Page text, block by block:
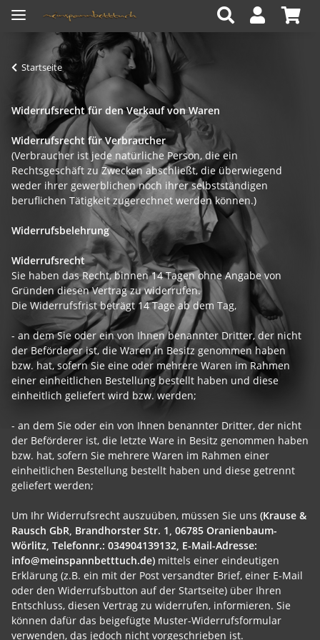
Startseite
Widerrufsrecht für den Verkauf von Waren
Widerrufsrecht für Verbraucher
(Verbraucher ist jede natürliche Person, die ein
Rechtsgeschäft zu Zwecken abschließt, die überwiegend
weder ihrer gewerblichen noch ihrer selbstständigen
beruflichen Tätigkeit zugerechnet werden können.)
Widerrufsbelehrung
Widerrufsrecht
Sie haben das Recht, binnen 14 Tagen ohne Angabe von
Gründen diesen Vertrag zu widerrufen.
Die Widerrufsfrist beträgt 14 Tage ab dem Tag,
- an dem Sie oder ein von Ihnen benannter Dritter, der nicht
der Beförderer ist, die Waren in Besitz genommen haben
bzw. hat, sofern Sie eine oder mehrere Waren im Rahmen
einer einheitlichen Bestellung bestellt haben und diese
einheitlich geliefert wird bzw. werden;
- an dem Sie oder ein von Ihnen benannter Dritter, der nicht
der Beförderer ist, die letzte Ware in Besitz genommen haben
bzw. hat, sofern Sie mehrere Waren im Rahmen einer
einheitlichen Bestellung bestellt haben und diese getrennt
geliefert werden;
Um Ihr Widerrufsrecht auszuüben, müssen Sie uns (Krause &
Rausch GbR, Brandhorster Str. 1, 06785 Oranienbaum-
Wörlitz, Telefonnr.: 034904139132, E-Mail-Adresse:
info@meinspannbetttuch.de) mittels einer eindeutigen
Erklärung (z.B. ein mit der Post versandter Brief, einer E-Mail
oder den Widerrufsbutton auf der Startseite) über Ihren
Entschluss, diesen Vertrag zu widerrufen, informieren. Sie
können dafür das beigefügte Muster-Widerrufsformular
verwenden, das jedoch nicht vorgeschrieben ist.